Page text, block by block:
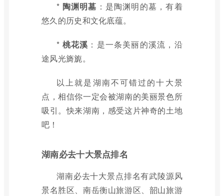
* 陶渊明墓 ：是陶渊明的墓，有着
悠久的历史和文化底蕴。
* 桃花溪 ：是一条美丽的溪流，沿
途风光旖旎。
以上就是湖南不可错过的十大景
点，相信你一定会被湖南的美丽景色所
吸引。快来湖南，感受这片神奇的土地
吧！
湖南必去十大景点排名
湖南必去十大景点排名有武陵源风
景名胜区、南岳衡山旅游区、韶山旅游